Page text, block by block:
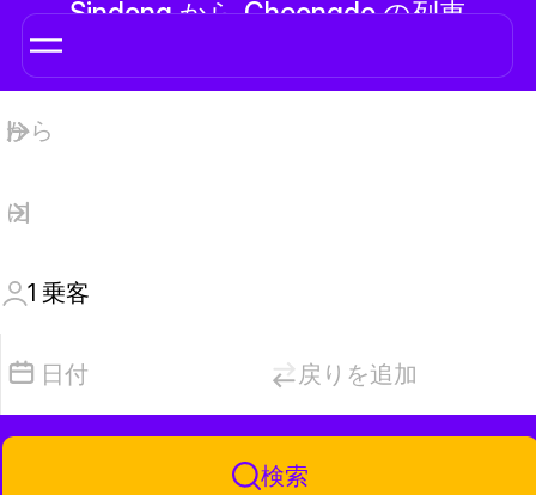
Sindong から Cheongdo の列車
1 乗客
日付 戻りを追加
検索